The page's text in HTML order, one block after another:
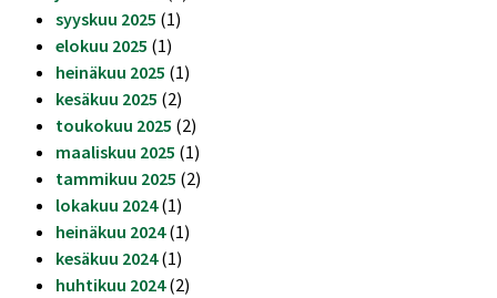
syyskuu 2025 (1)
elokuu 2025 (1)
heinäkuu 2025 (1)
kesäkuu 2025 (2)
toukokuu 2025 (2)
maaliskuu 2025 (1)
tammikuu 2025 (2)
lokakuu 2024(1)
heinäkuu 2024(1)
kesäkuu 2024(1)
huhtikuu 2024(2)